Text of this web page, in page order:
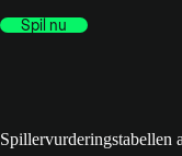
Spil nu
Spillervurderingstabellen